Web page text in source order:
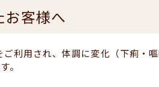
客様へ
利用され、体調に変化（下痢・
。